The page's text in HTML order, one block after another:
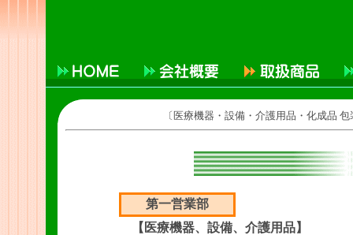
〔医療機器・設備・介護用品・化成品
第一営業部
【医療機器、設備、介護用品】